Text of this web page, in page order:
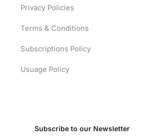
Privacy Policies
Terms & Conditions
Subscriptions Policy
Usuage Policy
Subscribe to our Newsletter